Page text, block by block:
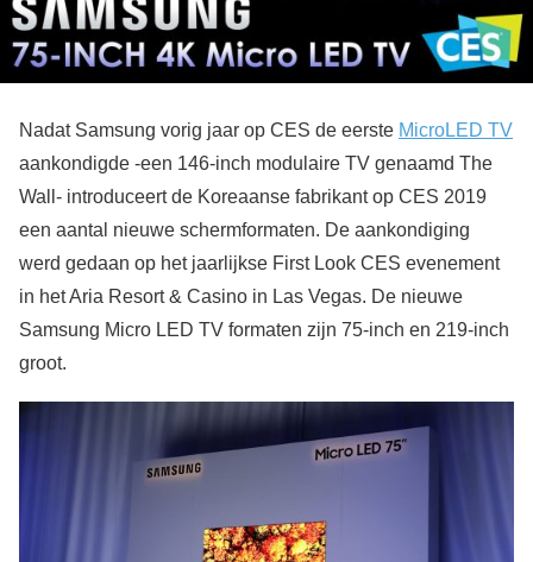
Nadat Samsung vorig jaar op CES de eerste MicroLED TV
aankondigde -een 146-inch modulaire TV genaamd The
Wall- introduceert de Koreaanse fabrikant op CES 2019
een aantal nieuwe schermformaten. De aankondiging
werd gedaan op het jaarlijkse First Look CES evenement
in het Aria Resort & Casino in Las Vegas. De nieuwe
Samsung Micro LED TV formaten zijn 75-inch en 219-inch
groot.